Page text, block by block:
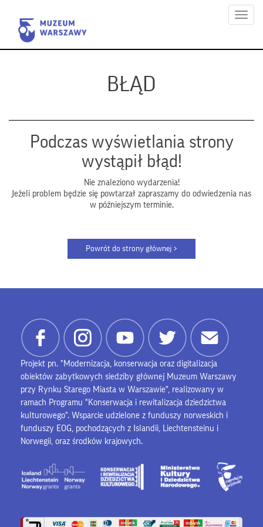
Menu
BŁĄD
Podczas wyświetlania strony
wystąpił błąd!
Nie znaleziono wydarzenia!
Jeżeli problem będzie się powtarzał zapraszamy do odwiedzenia nas
w późniejszym terminie.
Projekt pn. "Modernizacja, konserwacja oraz digitalizacja
obiektów zabytkowych siedziby głównej Muzeum Warszawy
przy Rynku Starego Miasta w Warszawie", realizowany w
ramach Programu "Konserwacja i rewitalizacja dziedzictwa
kulturowego". Wsparcie udzielone z funduszy norweskich i
funduszy EOG, pochodzących z Islandii, Liechtensteinu i
Norwegii, oraz środków krajowych.